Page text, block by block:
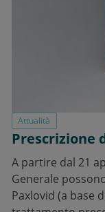
Attualità
Prescrizione
A partire dal 21
Generale
Paxlovid (a base